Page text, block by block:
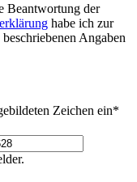
Beantwortung der
habe ich zur
Angaben
Zeichen ein*